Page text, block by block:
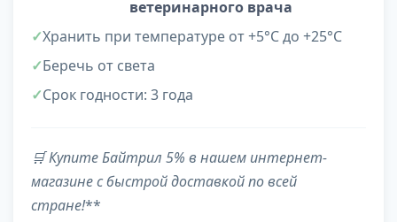
ветеринарного врача
Хранить при температуре от +5°C до +25°C
Беречь от света
Срок годности: 3 года
🛒Купите Байтрил 5% в нашем интернет-
магазине с быстрой доставкой по всей
стране!**